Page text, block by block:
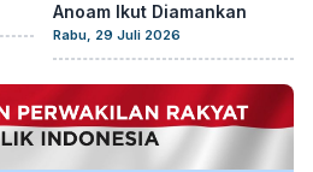
Anoam Ikut Diamankan
Rabu, 29 Juli 2026